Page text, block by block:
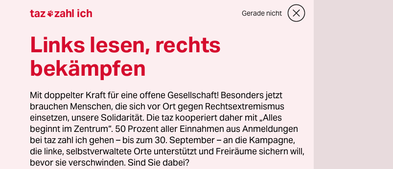
fährt mit dem Finger über die gelben und
Karte des Überseequartiers. „Die haben wir
abgestaubt“, sagt er. Die
Gewerbenutzung, Misch- und
Mieten“, sagt Schnier. Sein Kollegen Oliver
Die beiden Diplom-Architekten sind von der
die leerstehende Gebäude an Künstler
Stadtentwicklung ist ihr Geschäft, seit 2012 in
Auftrag Bremens.
schwarze Cargo-Hose, steht am
dem jungen Hochhaus „Wesertower“. Vor ihm
taz zahl ich Gerade nicht
Links lesen, rechts
bekämpfen
Mit doppelter Kraft für eine offene Gesellschaft! Besonders jetzt
brauchen Menschen, die sich vor Ort gegen Rechtsextremismus
einsetzen, unsere Solidarität. Die taz kooperiert daher mit „Alles
beginnt im Zentrum“. 50 Prozent aller Einnahmen aus Anmeldungen
bei taz zahl ich gehen – bis zum 30. September – an die Kampagne,
die linke, selbstverwaltete Orte unterstützt und Freiräume sichern will,
bevor sie verschwinden. Sind Sie dabei?